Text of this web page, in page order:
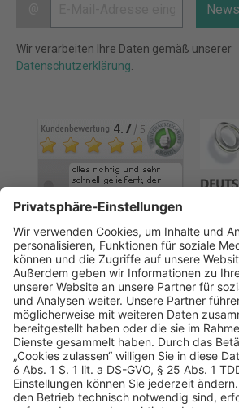
Wir verarbeiten Ihre Daten gemäß unserer
Datenschutzerklärung
AGB Datenschutz